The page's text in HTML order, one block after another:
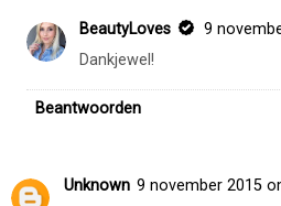
BeautyLoves
9
Dankjewel!
Beantwoorden
Unknown 9 november 2015